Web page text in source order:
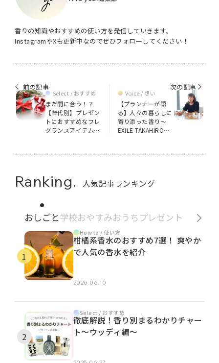
香りの知識やおすすめの使い方を発信していきます。
InstagramやXも更新中なのでぜひフォローしてください！
前の記事
Select / おすすめ
まだ間に合う！？
【年代別】プレゼン
トにおすすめなフレ
グランスアイテム大
次の記事
Voice / 想い
【プランナーが語
る】人々の暮らしに
寄り添った香り～
EXILE TAKAHIROさ
Ranking. 人気記事ランキング
おしごと学校おやすみおうち プレゼント
How to / 使い方
柑橘系香水のおすすめ7選！ 爽やか
で人気の香水を紹介
2026.06.10
Select / おすすめ
徹底解説！香り別まるわかりチャー
ト～ウッディ編～